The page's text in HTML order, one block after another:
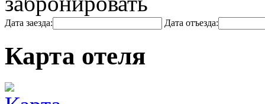
Дата заезда: Дата отъезда:
Карта отеля